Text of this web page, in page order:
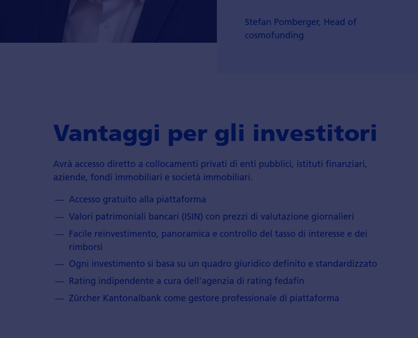
Stefan Pomberger, Head of
cosmofunding
Vantaggi per gli investitori
Avrà accesso diretto a colloca­menti privati di enti pubblici, istituti finanziari,
aziende, fondi immobil­iari e società immobi­liari.
Accesso gratuito alla piatta­forma
Valori patrimoniali bancari (ISIN) con prezzi di valuta­zione giornalieri
Facile reinvestimento, panora­mica e controllo del tasso di inte­resse e dei
rimborsi
Ogni investimento si basa su un quadro giuridico definito e stan­dardizzato
Rating indipendente a cura dell'agenzia di rating fedafin
Zürcher Kantonalbank come gestore profes­sionale di piatta­forma